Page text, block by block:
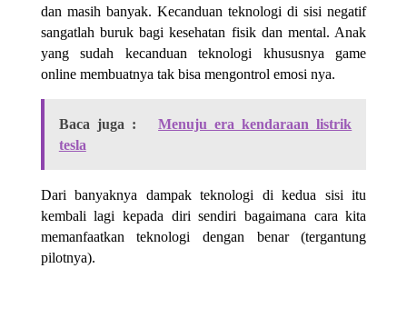
dan masih banyak. Kecanduan teknologi di sisi negatif
sangatlah buruk bagi kesehatan fisik dan mental. Anak
yang sudah kecanduan teknologi khususnya game
online membuatnya tak bisa mengontrol emosi nya.
Baca juga :
Menuju era kendaraan listrik
tesla
Dari banyaknya dampak teknologi di kedua sisi itu
kembali lagi kepada diri sendiri bagaimana cara kita
memanfaatkan teknologi dengan benar (tergantung
pilotnya).